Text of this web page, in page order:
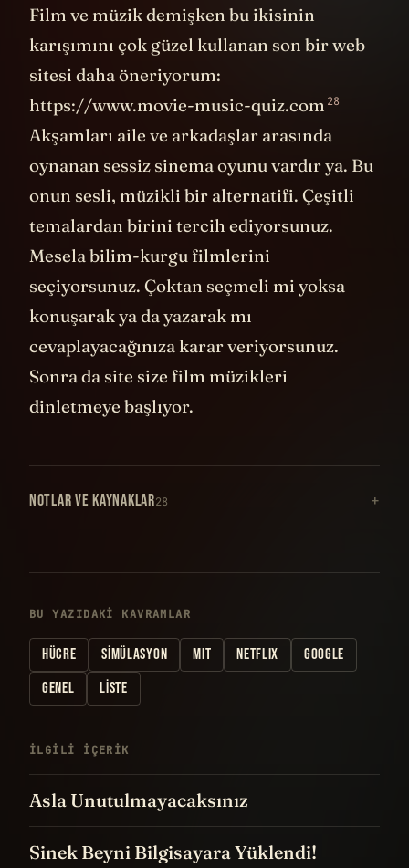
Film ve müzik demişken bu ikisinin
karışımını çok güzel kullanan son bir web
sitesi daha öneriyorum:
https://www.movie-music-quiz.com 28
Akşamları aile ve arkadaşlar arasında
oynanan sessiz sinema oyunu vardır ya. Bu
onun sesli, müzikli bir alternatifi. Çeşitli
temalardan birini tercih ediyorsunuz.
Mesela bilim-kurgu filmlerini
seçiyorsunuz. Çoktan seçmeli mi yoksa
konuşarak ya da yazarak mı
cevaplayacağınıza karar veriyorsunuz.
Sonra da site size film müzikleri
dinletmeye başlıyor.
NOTLAR VE KAYNAKLAR28
BU YAZIDAKI KAVRAMLAR
HÜCRE SIMÜLASYON MIT NETFLIX
GOOGLE
GENEL
LISTE
İLGILI IÇERIK
Asla Unutulmayacaksınız
Sinek Beyni Bilgisayara Yüklendi!